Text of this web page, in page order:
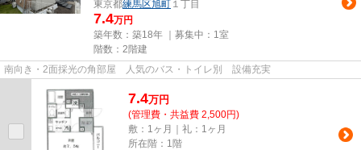
東京都練馬区旭町 １丁目
7.4万円
築年数：築18年 ｜募集中： 1室
階数：2階建
南向き・2面採光の角部屋 人気のバス・トイレ別 設備充実
7.4万円
(管理費・共益費 2,500円)
敷：1ヶ月｜礼：1ヶ月
所在階：1階